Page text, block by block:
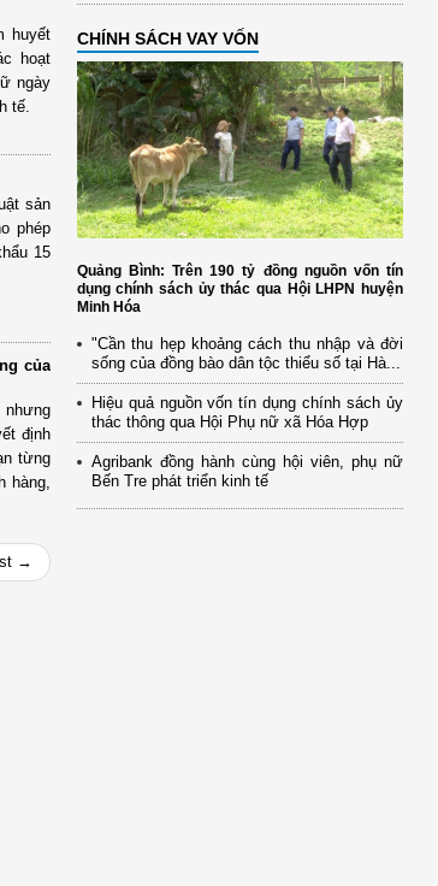
huyết
hoạt
ngày
tế.
sản
phép
15
của
nhưng
định
từng
hàng,
→
CHÍNH SÁCH VAY VỐN
Quảng Bình: Trên 190 tỷ đồng nguồn vốn tín
dụng chính sách ủy thác qua Hội LHPN huyện
Minh Hóa
"Cần thu hẹp khoảng cách thu nhập và đời
sống của đồng bào dân tộc thiểu số tại Hà...
Hiệu quả nguồn vốn tín dụng chính sách ủy
thác thông qua Hội Phụ nữ xã Hóa Hợp
Agribank đồng hành cùng hội viên, phụ nữ
Bến Tre phát triển kinh tế